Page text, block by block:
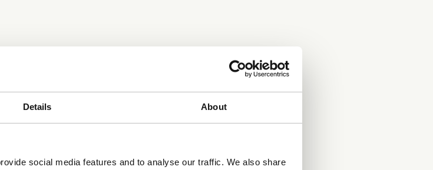
Details About
social media features and to analyse our traffic. We also share
bankkonton, ofta över landsgränser.
instrument, fonder eller värdepapper.